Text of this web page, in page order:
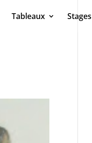
Tableaux Stages